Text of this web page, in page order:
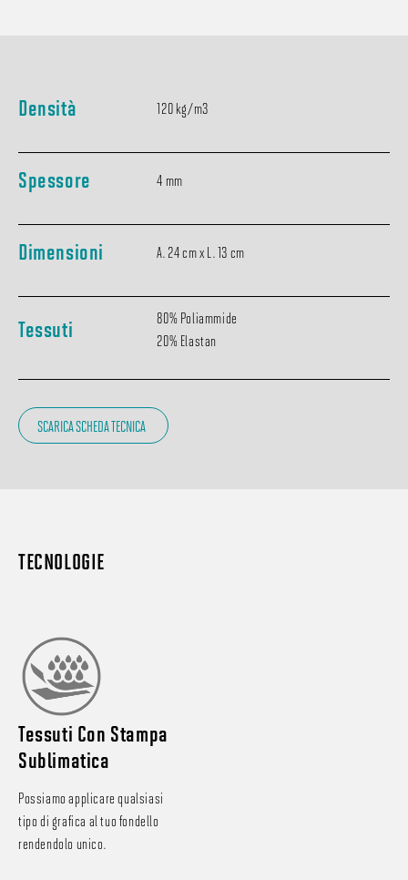
Densità 120 kg/m3
Spessore 4 mm
Dimensioni A. 24 cm x L. 13 cm
Tessuti
80% Poliammide
20% Elastan
SCARICA SCHEDA TECNICA
TECNOLOGIE
Tessuti Con Stampa
Sublimatica
Possiamo applicare qualsiasi
tipo di grafica al tuo fondello
rendendolo unico.